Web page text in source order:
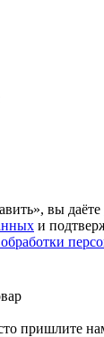
вы даёте
и
пришлите